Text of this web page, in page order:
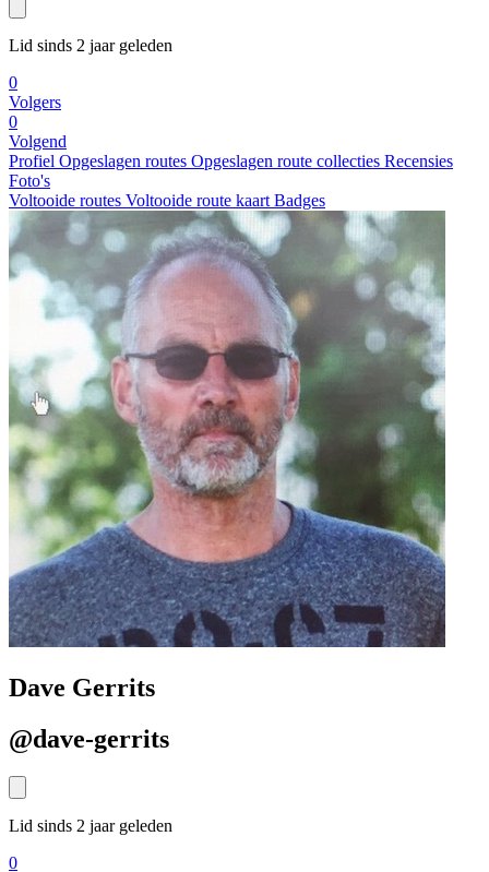
Lid sinds 2 jaar geleden
0
Volgers
0
Volgend
Profiel Opgeslagen routes Opgeslagen route collecties Recensies
Foto's
Voltooide routes Voltooide route kaartBadges
Dave Gerrits
@dave-gerrits
Lid sinds 2 jaar geleden
0